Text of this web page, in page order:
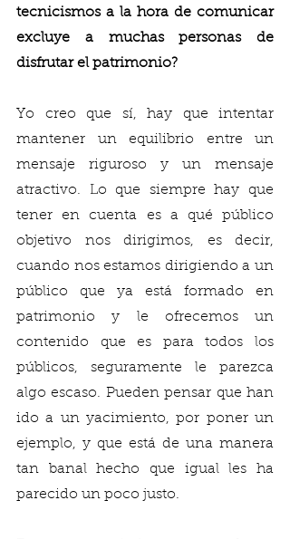
tecnicismos a la hora de comunicar
excluye a muchas personas de
disfrutar el patrimonio?
Yo creo que sí, hay que intentar
mantener un equilibrio entre un
mensaje riguroso y un mensaje
atractivo. Lo que siempre hay que
tener en cuenta es a qué público
objetivo nos dirigimos, es decir,
cuando nos estamos dirigiendo a un
público que ya está formado en
patrimonio y le ofrecemos un
contenido que es para todos los
públicos, seguramente le parezca
algo escaso. Pueden pensar que han
ido a un yacimiento, por poner un
ejemplo, y que está de una manera
tan banal hecho que igual les ha
parecido un poco justo.